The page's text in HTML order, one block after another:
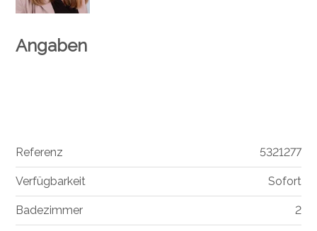
Angaben
Referenz 5321277
Verfügbarkeit Sofort
Badezimmer 2